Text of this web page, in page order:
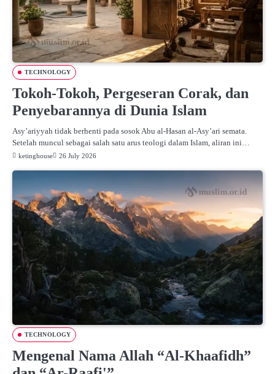
TECHNOLOGY
Tokoh-Tokoh, Pergeseran Corak, dan
Penyebarannya di Dunia Islam
Asy’ariyyah tidak berhenti pada sosok Abu al-Hasan al-Asy’ari semata.
Setelah muncul sebagai salah satu arus teologi dalam Islam, aliran ini…
ketinghouse 26 July 2026
TECHNOLOGY
Mengenal Nama Allah “Al-Khaafidh”